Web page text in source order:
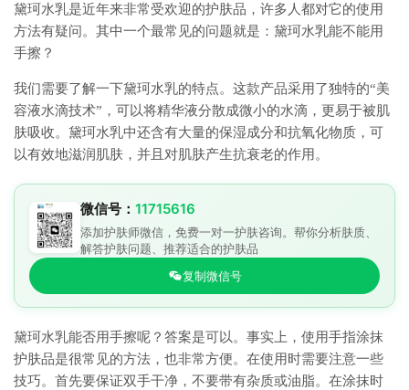
黛珂水乳是近年来非常受欢迎的护肤品，许多人都对它的使用
方法有疑问。其中一个最常见的问题就是：黛珂水乳能不能用
手擦？
我们需要了解一下黛珂水乳的特点。这款产品采用了独特的“美
容液水滴技术”，可以将精华液分散成微小的水滴，更易于被肌
肤吸收。黛珂水乳中还含有大量的保湿成分和抗氧化物质，可
以有效地滋润肌肤，并且对肌肤产生抗衰老的作用。
微信号： 11715616
添加护肤师微信，免费一对一护肤咨询。帮你分析肤质、
解答护肤问题、推荐适合的护肤品
复制微信号
黛珂水乳能否用手擦呢？答案是可以。事实上，使用手指涂抹
护肤品是很常见的方法，也非常方便。在使用时需要注意一些
技巧。首先要保证双手干净，不要带有杂质或油脂。在涂抹时